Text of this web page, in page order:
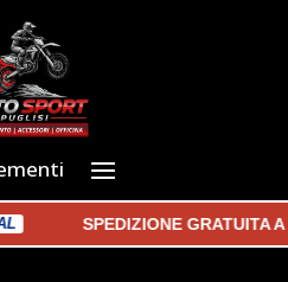
SPEDIZIONE GRATUITA A